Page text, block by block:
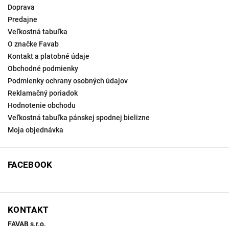
Doprava
Predajne
Veľkostná tabuľka
O značke Favab
Kontakt a platobné údaje
Obchodné podmienky
Podmienky ochrany osobných údajov
Reklamačný poriadok
Hodnotenie obchodu
Veľkostná tabuľka pánskej spodnej bielizne
Moja objednávka
FACEBOOK
KONTAKT
FAVAB s.r.o.